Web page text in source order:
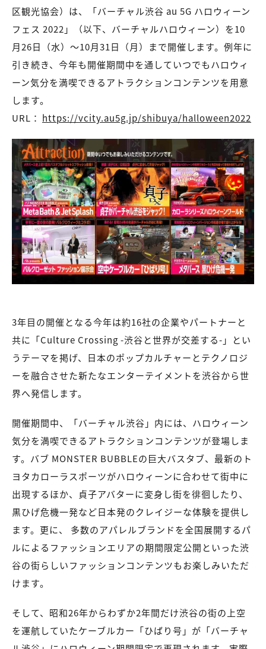
区観光協会）は、「バーチャル渋谷 au 5G ハロウィーン
フェス 2022」（以下、バーチャルハロウィーン）を10
月26日（水）～10月31日（月）まで開催します。例年に
引き続き、今年も開催期間中を通していつでもハロウィ
ーン気分を満喫できるアトラクションコンテンツを用意
します。
URL： https://vcity.au5g.jp/shibuya/halloween2022
3年目の開催となる今年は約16社の企業やパートナーと
共に「Culture Crossing -渋谷と世界が交差する-」とい
うテーマを掲げ、日本のポップカルチャーとテクノロジ
ーを融合させた新たなエンターテイメントを渋谷から世
界へ発信します。
開催期間中、「バーチャル渋谷」内には、ハロウィーン
気分を満喫できるアトラクションコンテンツが登場しま
す。バブ MONSTER BUBBLEの巨大バスタブ、最新のト
ヨタカローラスポーツがハロウィーンに合わせて街中に
出現するほか、貞子アバターに変身し街を徘徊したり、
黒ひげ危機一発など日本発のクレイジーな体験を提供し
ます。更に、 多数のアパレルブランドを全国展開するパ
ルによるファッションエリアの期間限定公開といった渋
谷の街らしいファッションコンテンツもお楽しみいただ
けます。
そして、昭和26年からわずか2年間だけ渋谷の街の上空
を運航していたケーブルカー「ひばり号」が「バーチャ